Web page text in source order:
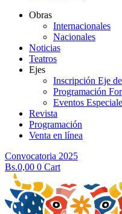
Obras
Internacionales
Nacionales
Noticias
Teatros
Ejes
Inscripción Eje
Programación
Eventos
Revista
Programación
Venta en línea
Convocatoria 2025
Bs.0,00 0 Cart